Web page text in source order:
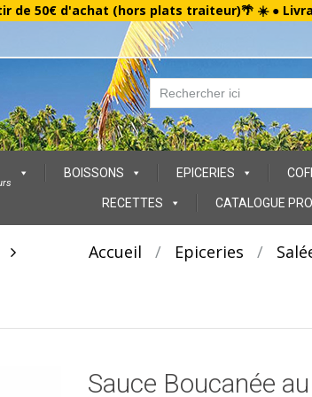
de 50€ d'achat (hors plats traiteur)🌴 ☀️ ●
BOISSONS EPICERIES
RECETTES CATALOGUE PRO
Accueil / Epiceries /
Sauce Boucanée